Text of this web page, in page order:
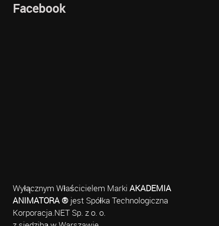
Facebook
Wyłącznym Właścicielem Marki AKADEMIA
ANIMATORA ®jest Spółka Technologiczna
Korporacja.NET Sp. z o. o.